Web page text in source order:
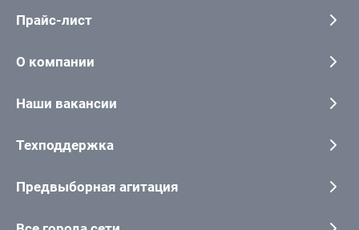
Прайс-лист
О компании
Наши вакансии
Техподдержка
Предвыборная агитация